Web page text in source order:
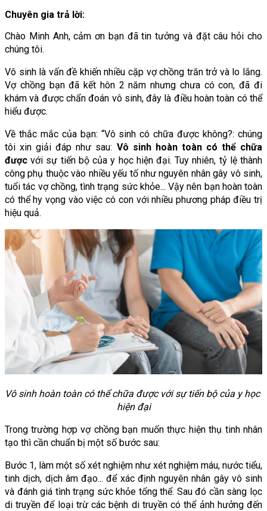
Chuyên gia trả lời:
Chào Minh Anh, cảm ơn bạn đã tin tưởng và đặt câu hỏi cho
chúng tôi.
Vô sinh là vấn đề khiến nhiều cặp vợ chồng trăn trở và lo lắng.
Vợ chồng bạn đã kết hôn 2 năm nhưng chưa có con, đã đi
khám và được chẩn đoán vô sinh, đây là điều hoàn toàn có thể
hiểu được.
Về thắc mắc của bạn: “Vô sinh có chữa được không?: chúng
tôi xin giải đáp như sau: Vô sinh hoàn toàn có thể chữa
được với sự tiến bộ của y học hiện đại. Tuy nhiên, tỷ lệ thành
công phụ thuộc vào nhiều yếu tố như nguyên nhân gây vô sinh,
tuổi tác vợ chồng, tình trạng sức khỏe... Vậy nên bạn hoàn toàn
có thể hy vọng vào việc có con với nhiều phương pháp điều trị
hiệu quả.
Vô sinh hoàn toàn có thể chữa được với sự tiến bộ của y học
hiện đại
Trong trường hợp vợ chồng bạn muốn thực hiện thụ tinh nhân
tạo thì cần chuẩn bị một số bước sau:
Bước 1, làm một số xét nghiệm như xét nghiệm máu, nước tiểu,
tinh dịch, dịch âm đạo... để xác định nguyên nhân gây vô sinh
và đánh giá tình trạng sức khỏe tổng thể. Sau đó cần sàng lọc
di truyền để loại trừ các bệnh di truyền có thể ảnh hưởng đến